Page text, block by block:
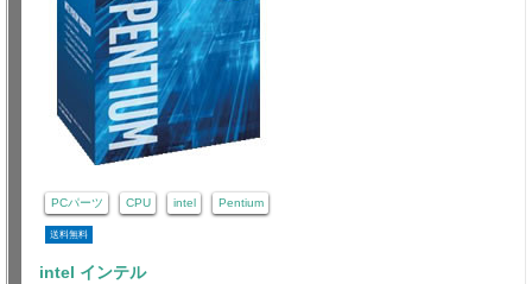
PCパーツ CPU intel Pentium
送料無料
intel インテル